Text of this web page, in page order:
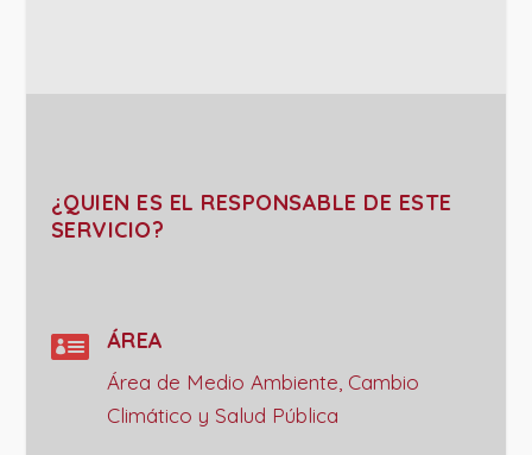
¿QUIEN ES EL RESPONSABLE DE ESTE
SERVICIO?
 ÁREA
Área de Medio Ambiente, Cambio
Climático y Salud Pública